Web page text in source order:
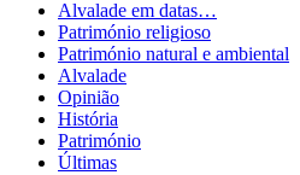
Alvalade em datas…
Património religioso
Património natural e ambiental
Alvalade
Opinião
História
Património
Últimas